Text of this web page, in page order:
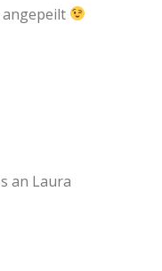
an Laura